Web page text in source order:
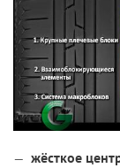
жёсткое